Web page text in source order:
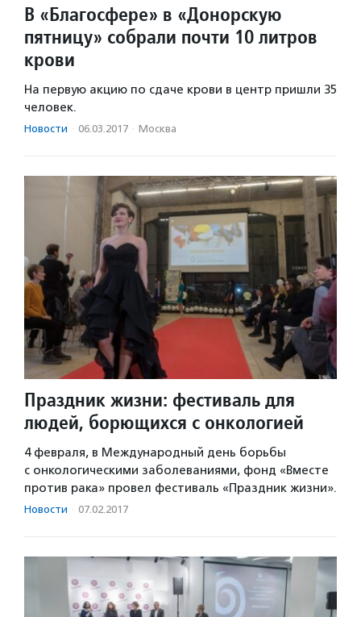
В «Благосфере» в «Донорскую
пятницу» собрали почти 10 литров
крови
На первую акцию по сдаче крови в центр пришли 35
человек.
Новости · 06.03.2017 · Москва
Праздник жизни: фестиваль для
людей, борющихся с онкологией
4 февраля, в Международный день борьбы
с онкологическими заболеваниями, фонд «Вместе
против рака» провел фестиваль «Праздник жизни».
Новости · 07.02.2017